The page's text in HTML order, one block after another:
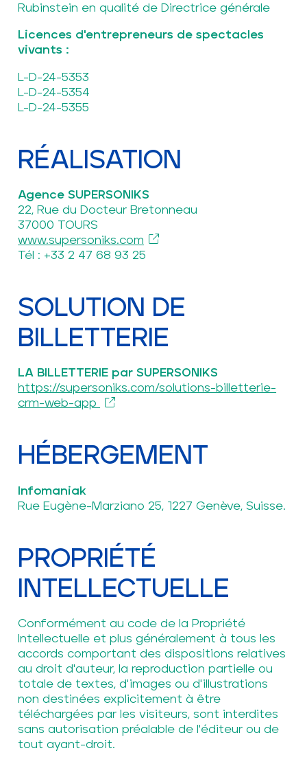
Rubinstein en qualité de Directrice générale
Licences d'entrepreneurs de spectacles
vivants :
L-D-24-5353
L-D-24-5354
L-D-24-5355
RÉALISATION
Agence SUPERSONIKS
22, Rue du Docteur Bretonneau
37000 TOURS
www.supersoniks.com
Tél : +33 2 47 68 93 25
SOLUTION DE
BILLETTERIE
LA BILLETTERIE par SUPERSONIKS
https://supersoniks.com/solutions-billetterie-
crm-web-app
HÉBERGEMENT
Infomaniak
Rue Eugène-Marziano 25, 1227 Genève, Suisse.
PROPRIÉTÉ
INTELLECTUELLE
Conformément au code de la Propriété
Intellectuelle et plus généralement à tous les
accords comportant des dispositions relatives
au droit d'auteur, la reproduction partielle ou
totale de textes, d'images ou d'illustrations
non destinées explicitement à être
téléchargées par les visiteurs, sont interdites
sans autorisation préalable de l'éditeur ou de
tout ayant-droit.